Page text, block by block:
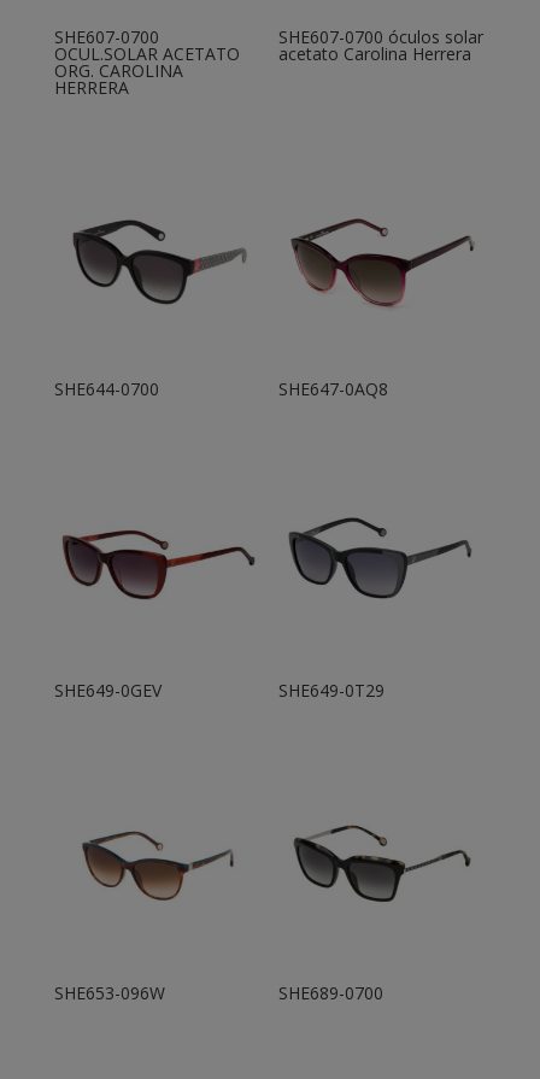
SHE607-0700
OCUL.SOLAR ACETATO
ORG. CAROLINA
HERRERA
SHE607-0700 óculos solar
acetato Carolina Herrera
SHE644-0700 SHE647-0AQ8
SHE649-0GEV SHE649-0T29
SHE653-096W SHE689-0700